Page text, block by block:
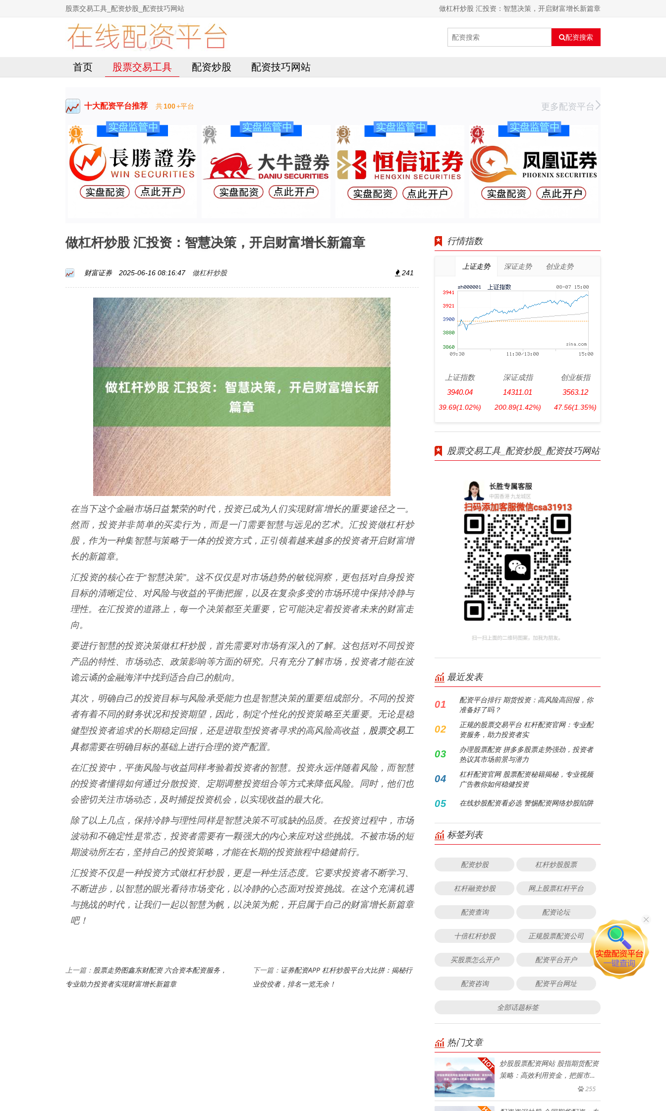
股票交易工具_配资炒股_配资技巧网站 做杠杆炒股 汇投资：智慧决策，开启财富增长新篇章
配资搜索
首页 股票交易工具 配资炒股 配资技巧网站
十大配资平台推荐 共100+平台 更多配资平台
做杠杆炒股 汇投资：智慧决策，开启财富增长新篇章
财富证券 2025-06-16 08:16:47 做杠杆炒股 241
在当下这个金融市场日益繁荣的时代，投资已成为人们实现财富增长的重要途径之一。
然而，投资并非简单的买卖行为，而是一门需要智慧与远见的艺术。汇投资做杠杆炒
股，作为一种集智慧与策略于一体的投资方式，正引领着越来越多的投资者开启财富增
长的新篇章。
汇投资的核心在于“智慧决策”。这不仅仅是对市场趋势的敏锐洞察，更包括对自身投资
目标的清晰定位、对风险与收益的平衡把握，以及在复杂多变的市场环境中保持冷静与
理性。在汇投资的道路上，每一个决策都至关重要，它可能决定着投资者未来的财富走
向。
要进行智慧的投资决策做杠杆炒股，首先需要对市场有深入的了解。这包括对不同投资
产品的特性、市场动态、政策影响等方面的研究。只有充分了解市场，投资者才能在波
诡云谲的金融海洋中找到适合自己的航向。
其次，明确自己的投资目标与风险承受能力也是智慧决策的重要组成部分。不同的投资
者有着不同的财务状况和投资期望，因此，制定个性化的投资策略至关重要。无论是稳
健型投资者追求的长期稳定回报，还是进取型投资者寻求的高风险高收益， 股票交易工
具都需要在明确目标的基础上进行合理的资产配置。
在汇投资中，平衡风险与收益同样考验着投资者的智慧。投资永远伴随着风险，而智慧
的投资者懂得如何通过分散投资、定期调整投资组合等方式来降低风险。同时，他们也
会密切关注市场动态，及时捕捉投资机会，以实现收益的最大化。
除了以上几点，保持冷静与理性同样是智慧决策不可或缺的品质。在投资过程中，市场
波动和不确定性是常态，投资者需要有一颗强大的内心来应对这些挑战。不被市场的短
期波动所左右，坚持自己的投资策略，才能在长期的投资旅程中稳健前行。
汇投资不仅是一种投资方式做杠杆炒股，更是一种生活态度。它要求投资者不断学习、
不断进步，以智慧的眼光看待市场变化，以冷静的心态面对投资挑战。在这个充满机遇
与挑战的时代，让我们一起以智慧为帆，以决策为舵，开启属于自己的财富增长新篇章
吧！
上一篇： 股票走势图鑫东财配资 六合资本配资服务，
专业助力投资者实现财富增长新篇章
下一篇： 证券配资APP 杠杆炒股平台大比拼：揭秘行
业佼佼者，排名一览无余！
行情指数
上证走势 深证走势 创业走势
上证指数
3940.04
39.69(1.02%)
深证成指
14311.01
200.89(1.42%)
创业板指
3563.12
47.56(1.35%)
股票交易工具_配资炒股_配资技巧网站
最近发表
01
配资平台排行 期货投资：高风险高回报，你
准备好了吗？
02
正规的股票交易平台 杠杆配资官网：专业配
资服务，助力投资者实
03
办理股票配资 拼多多股票走势强劲，投资者
热议其市场前景与潜力
04
杠杆配资官网 股票配资秘籍揭秘，专业视频
广告教你如何稳健投资
05 在线炒股配资看必选 警惕配资网络炒股陷阱
标签列表
配资炒股 杠杆炒股股票
杠杆融资炒股 网上股票杠杆平台
配资查询 配资论坛
十倍杠杆炒股 正规股票配资公司
买股票怎么开户 配资平台开户
配资咨询 配资平台网址
全部话题标签
热门文章
炒股股票配资网站 股指期货配资
策略：高效利用资金，把握市场
255